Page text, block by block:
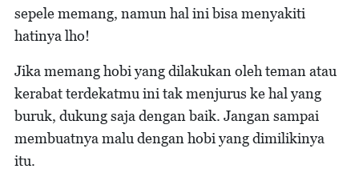
sepele memang, namun hal ini bisa menyakiti
hatinya lho!
Jika memang hobi yang dilakukan oleh teman atau
kerabat terdekatmu ini tak menjurus ke hal yang
buruk, dukung saja dengan baik. Jangan sampai
membuatnya malu dengan hobi yang dimilikinya
itu.